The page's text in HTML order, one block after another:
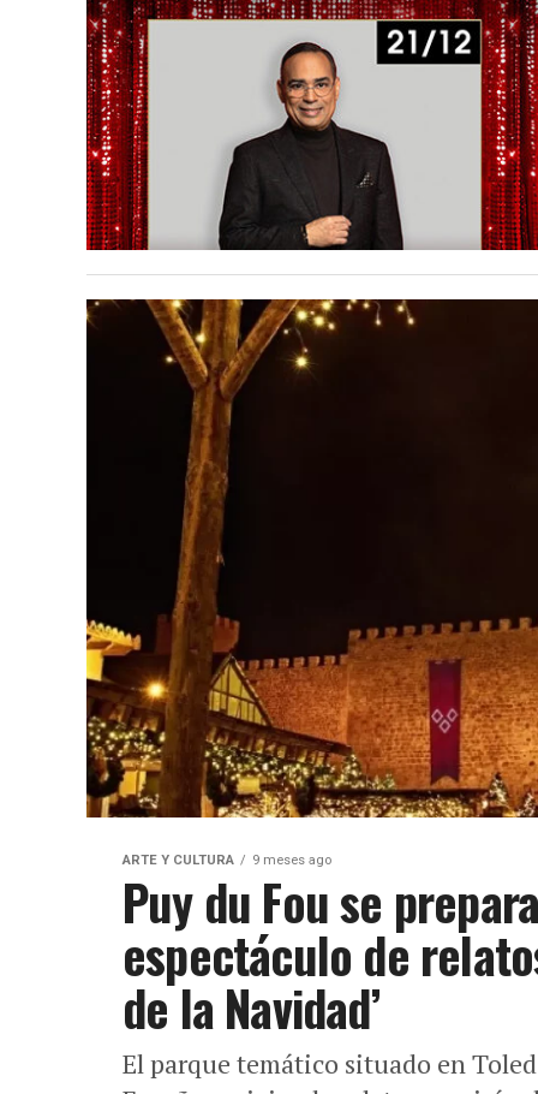
ARTE Y CULTURA 9 meses ago
Puy du Fou se
espectáculo de
de la Navidad’
El parque temático situado en